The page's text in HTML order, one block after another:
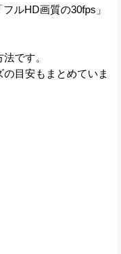
ルHD画質の30fps」
です。
目安もまとめていま